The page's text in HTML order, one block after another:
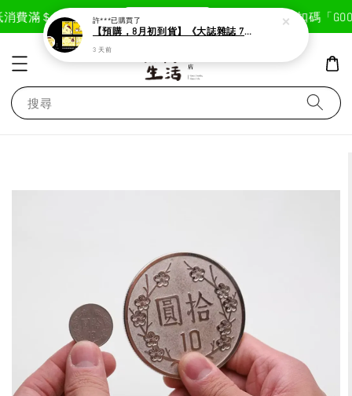
費滿＄1800免運費 現在去購物！ 首次註冊輸入折扣碼「
搜尋
許***已購買了
【預購，8月初到貨】《大誌雜誌 7月號 第 196 期》封面：布丁狗
3 天前